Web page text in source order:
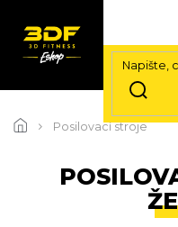
na
Posilovací stroje